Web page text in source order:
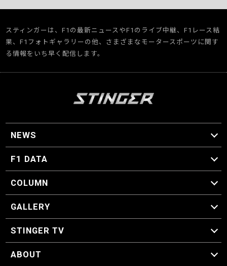
スティンガーは、F1の最新ニュースやF1のライブ中継、F1レース結
果、F1フォトギャラリーの他、さまざまなモータースポーツに関す
る情報をいち早く配信します。
NEWS
F1 ニュース
F1 DATA
F1 日程
F1 データ
COLUMN
マイ・ワンダフル・サーキット
スクーデリア・一方通行
F1に燃え、ゴルフに泣く日々。
スティングくんの部屋
GALLERY
GALLERY
STINGER TV
STINGER TV
ABOUT